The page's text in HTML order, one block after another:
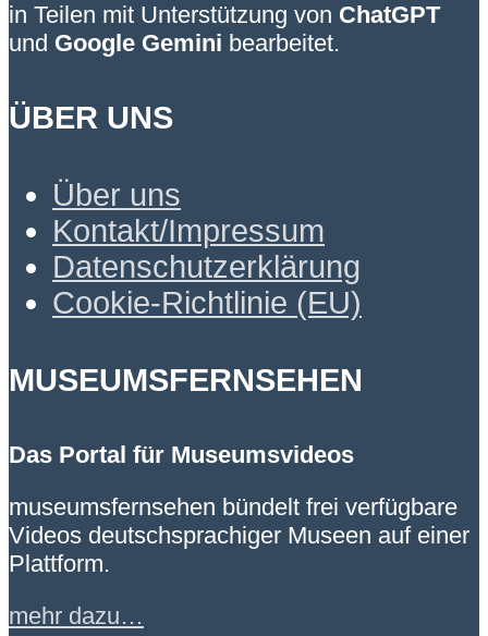
in Teilen mit Unterstützung von ChatGPT
und Google Gemini bearbeitet.
ÜBER UNS
Über uns
Kontakt/Impressum
Datenschutzerklärung
Cookie-Richtlinie (EU)
MUSEUMSFERNSEHEN
Das Portal für Museumsvideos
museumsfernsehen bündelt frei verfügbare
Videos deutschsprachiger Museen auf einer
Plattform.
mehr dazu…